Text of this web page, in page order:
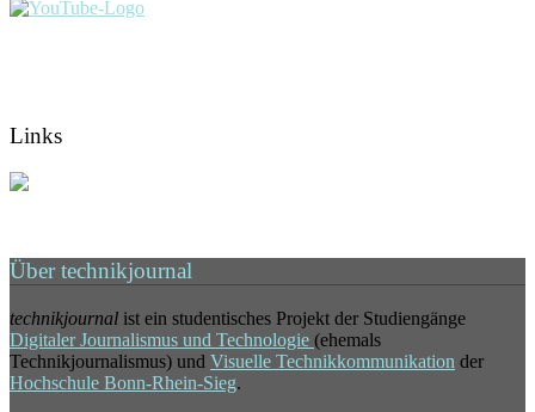
Links
Über technikjournal
technikjournal ist ein studentisches Projekt der Studiengänge
Digitaler Journalismus und Technologie (ehemals
Technikjournalismus) und Visuelle Technikkommunikation der
Hochschule Bonn-Rhein-Sieg.